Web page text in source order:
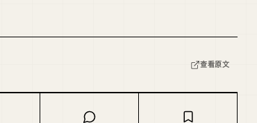
查看原文